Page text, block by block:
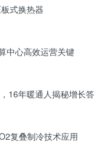
式换热器
中心高效运营关键
16年暖通人揭秘增长答
复叠制冷技术应用